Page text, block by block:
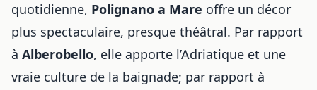
quotidienne, Polignano a Mare offre un décor
plus spectaculaire, presque théâtral. Par rapport
à Alberobello, elle apporte l’Adriatique et une
vraie culture de la baignade; par rapport à